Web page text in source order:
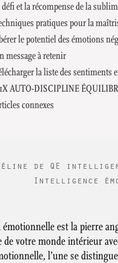
défi et la récompense de la
pratiques pour la
le potentiel des émotions
message à retenir
la liste des sentiments
AUTO-DISCIPLINE
connexes
de QE
Intelligence
est la pierre
de votre monde intérieur
l’une se